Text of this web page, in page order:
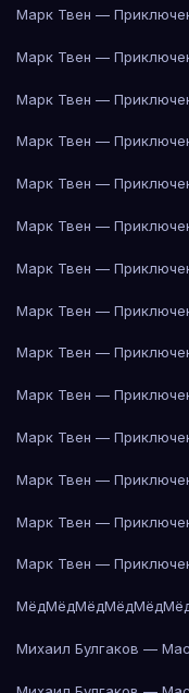
Марк Твен —
Марк Твен —
Марк Твен —
Марк Твен —
Марк Твен —
Марк Твен —
Марк Твен —
Марк Твен —
Марк Твен —
Марк Твен —
Марк Твен —
Марк Твен —
Марк Твен —
Марк Твен —
МёдМёдМёдМёдМёд
Михаил Булгаков —